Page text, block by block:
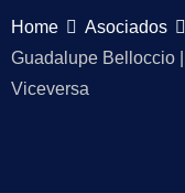
Home Asociados
Guadalupe Belloccio
Viceversa